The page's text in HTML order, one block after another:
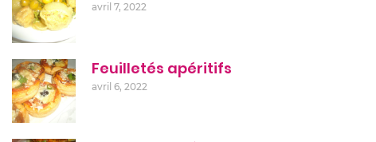
avril 7, 2022
Feuilletés apéritifs
avril 6, 2022